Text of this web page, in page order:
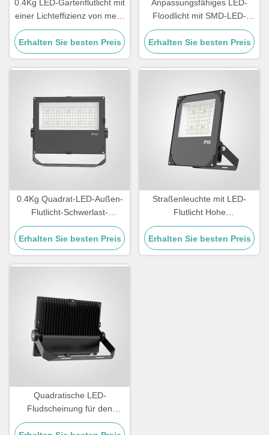
0.4Kg LED-Gartenflutlicht mit
einer Lichteffizienz von mehr
als 110lmW
Erhalten Sie besten Preis
Anpassungsfähiges LED-
Floodlicht mit SMD-LED-
Lichtquelle und
Lichtwirkungsgrad
100110LMW geeignet für
kommerzielle Anwendungen
Erhalten Sie besten Preis
0.4Kg Quadrat-LED-Außen-
Flutlicht-Schwerlast-
Außenbeleuchtung für
Sicherheitsbeleuchtung und
Außenveranstaltungsorte
Erhalten Sie besten Preis
Straßenleuchte mit LED-
Flutlicht Hohe
Lichtwirksamkeit über
110lmW Temperatur
Toleranz von minus 20°C bis
Erhalten Sie besten Preis
Quadratische LED-
Fludscheinung für den
Außenbereich